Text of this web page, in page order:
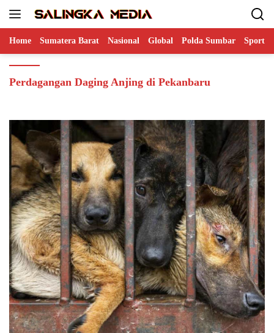
Home Sumatera Barat Nasional Global Polda Sumbar Sports
Perdagangan Daging Anjing di Pekanbaru